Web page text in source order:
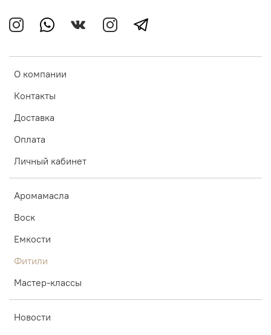
О компании
Контакты
Доставка
Оплата
Личный кабинет
Аромамасла
Воск
Емкости
Фитили
Мастер-классы
Новости